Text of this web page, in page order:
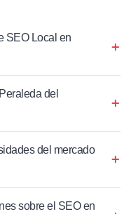
SEO Local en
del
del mercado
sobre el SEO en